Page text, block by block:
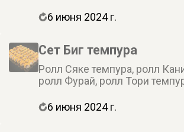
6 июня 2024 г.
Сет Биг темпура
Ролл Сяке темпура, ролл
ролл Фурай, ролл Тори
6 июня 2024 г.